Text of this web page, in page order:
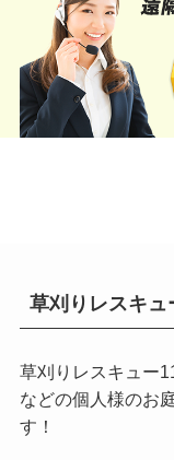
草刈りレスキュ
草刈りレスキュー
などの個人様のお
す！